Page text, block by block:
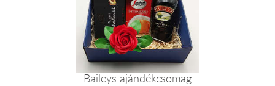
Baileys ajándékcsomag